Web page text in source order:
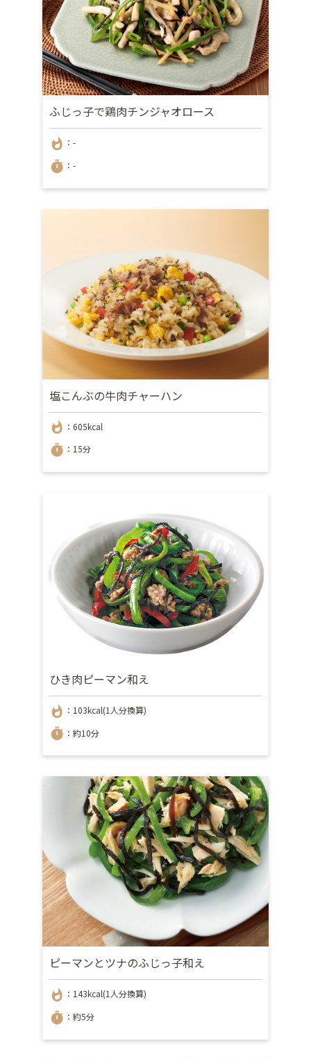
ふじっ子で鶏肉チンジャオロース
whatshot ：-
timer ：-
塩こんぶの牛肉チャーハン
whatshot ：605kcal
timer ：15分
ひき肉ピーマン和え
whatshot ：103kcal(1人分換算)
timer ：約10分
ピーマンとツナのふじっ子和え
whatshot ：143kcal(1人分換算)
timer ：約5分